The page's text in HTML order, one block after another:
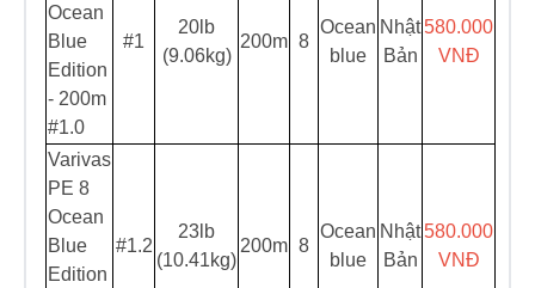
Ocean
Blue
Edition
- 200m
#1.0
#1
20lb
(9.06kg)
200m 8
Ocean
blue
Nhật
Bản
580.000
VNĐ
Varivas
PE 8
Ocean
Blue
Edition
#1.2
23lb
(10.41kg)
200m 8
Ocean
blue
Nhật
Bản
580.000
VNĐ